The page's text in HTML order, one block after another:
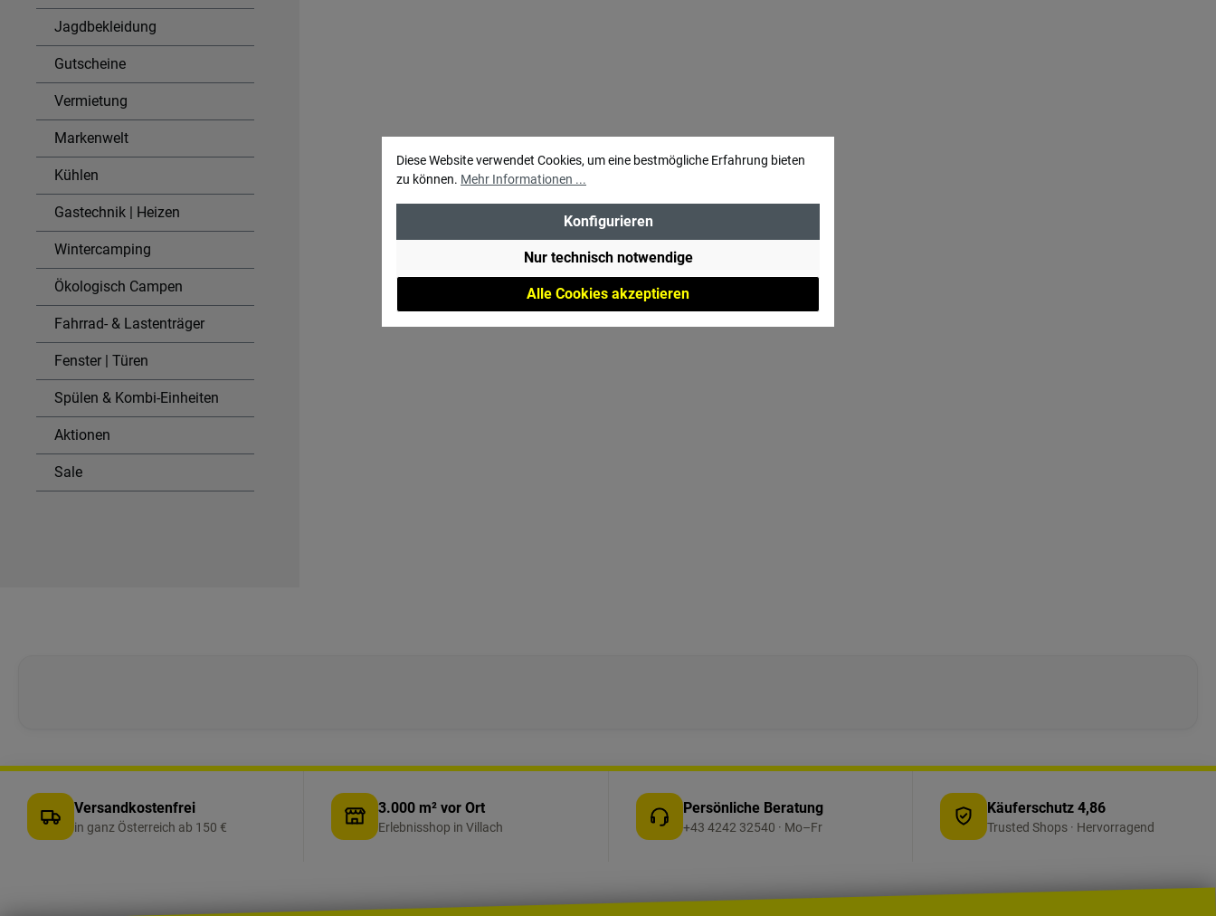
Diese Website verwendet Cookies, um eine bestmögliche Erfahrung bieten
zu können. Mehr Informationen ...
Alle Cookies akzeptieren
Nur technisch notwendige
Konfigurieren
Jagdbekleidung
Gutscheine
Vermietung
Markenwelt
Kühlen
Gastechnik | Heizen
Wintercamping
Ökologisch Campen
Fahrrad- & Lastenträger
Fenster | Türen
Spülen & Kombi-Einheiten
Aktionen
Sale
Versandkostenfrei
in ganz Österreich ab 150 €
3.000 m² vor Ort
Erlebnisshop in Villach
Persönliche Beratung
+43 4242 32540 · Mo–Fr
Käuferschutz 4,86
Trusted Shops · Hervorragend